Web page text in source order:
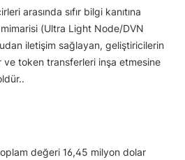
arasında sıfır bilgi kanıtına
(Ultra Light Node/DVN
iletişim sağlayan, geliştiricilerin
ve token transferleri inşa etmesine
değeri 16,45 milyon dolar